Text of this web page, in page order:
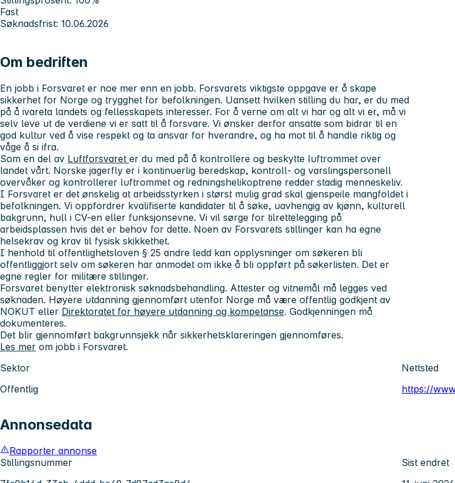
Fast
Søknadsfrist: 10.06.2026
Om bedriften
En jobb i Forsvaret er noe mer enn en jobb. Forsvarets viktigste oppgave er å skape
sikkerhet for Norge og trygghet for befolkningen. Uansett hvilken stilling du har, er du med
på å ivareta landets og fellesskapets interesser. For å verne om alt vi har og alt vi er, må vi
selv leve ut de verdiene vi er satt til å forsvare. Vi ønsker derfor ansatte som bidrar til en
god kultur ved å vise respekt og ta ansvar for hverandre, og ha mot til å handle riktig og
våge å si ifra.
Som en del av Luftforsvaret er du med på å kontrollere og beskytte luftrommet over
landet vårt. Norske jagerfly er i kontinuerlig beredskap, kontroll- og varslingspersonell
overvåker og kontrollerer luftrommet og redningshelikoptrene redder stadig menneskeliv.
I Forsvaret er det ønskelig at arbeidsstyrken i størst mulig grad skal gjenspeile mangfoldet i
befolkningen. Vi oppfordrer kvalifiserte kandidater til å søke, uavhengig av kjønn, kulturell
bakgrunn, hull i CV-en eller funksjonsevne. Vi vil sørge for tilrettelegging på
arbeidsplassen hvis det er behov for dette. Noen av Forsvarets stillinger kan ha egne
helsekrav og krav til fysisk skikkethet.
I henhold til offentlighetsloven § 25 andre ledd kan opplysninger om søkeren bli
offentliggjort selv om søkeren har anmodet om ikke å bli oppført på søkerlisten. Det er
egne regler for militære stillinger.
Forsvaret benytter elektronisk søknadsbehandling. Attester og vitnemål må legges ved
søknaden. Høyere utdanning gjennomført utenfor Norge må være offentlig godkjent av
NOKUT eller Direktoratet for høyere utdanning og kompetanse. Godkjenningen må
dokumenteres.
Det blir gjennomført bakgrunnsjekk når sikkerhetsklareringen gjennomføres.
Les mer om jobb i Forsvaret.
Sektor
Offentlig
Nettsted
https://
Annonsedata
Rapporter annonse
Stillingsnummer
Sist endret